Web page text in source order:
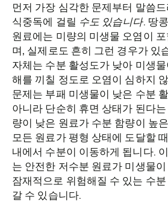
먼저 가장 심각한 문제부터 말씀
식중독에 걸릴 수도 있습니다. 땅
원료에는 미량의 미생물 오염이
며, 실제로도 흔히 그런 경우가 있
자체는 수분 활성도가 낮아 미생
해를 끼칠 정도로 오염이 심하지
문제는 부패 미생물이 낮은 수분
아니라 단순히 휴면 상태가 된다
량이 낮은 원료가 수분 함량이 높
모든 원료가 평형 상태에 도달할
내에서 수분이 이동하게 됩니다.
는 안전한 저수분 원료가 미생물
잠재적으로 위험해질 수 있는 수
갈 수 있습니다.